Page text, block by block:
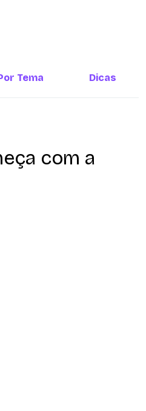
Tema Dicas
com a